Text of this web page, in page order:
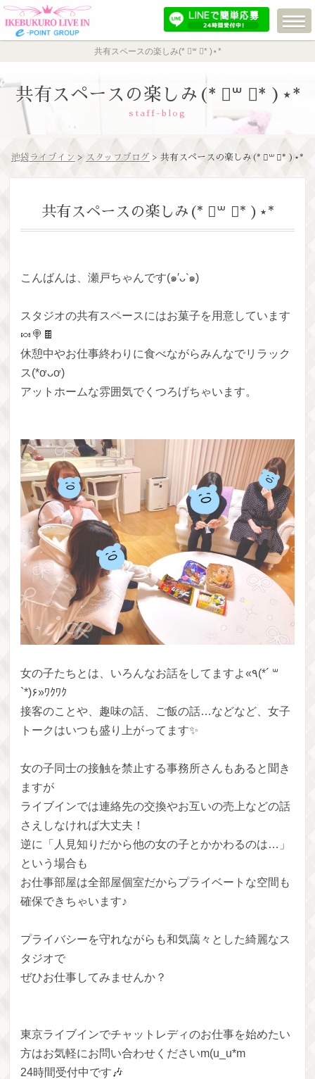
共有スペースの楽しみ(* ॑꒳ ॑* )⋆*
共有スペースの楽しみ(* ॑꒳ ॑* )⋆*
staff-blog
池袋ライブイン > スタッフブログ > 共有スペースの楽しみ(* ॑꒳ ॑* )⋆*
共有スペースの楽しみ(* ॑꒳ ॑* )⋆*
こんばんは、瀬戸ちゃんです(๑′ᴗ‵๑)
スタジオの共有スペースにはお菓子を用意しています
🍬🍭🍫
休憩中やお仕事終わりに食べながらみんなでリラック
ス(*ơᴗơ)
アットホームな雰囲気でくつろげちゃいます。
女の子たちとは、いろんなお話をしてますよ«٩(*´ ꒳
`*)۶»ﾜｸﾜｸ
接客のことや、趣味の話、ご飯の話…などなど、女子
トークはいつも盛り上がってます✨
女の子同士の接触を禁止する事務所さんもあると聞き
ますが
ライブインでは連絡先の交換やお互いの売上などの話
さえしなければ大丈夫！
逆に「人見知りだから他の女の子とかかわるのは…」
という場合も
お仕事部屋は全部屋個室だからプライベートな空間も
確保できちゃいます♪
プライバシーを守れながらも和気藹々とした綺麗なス
タジオで
ぜひお仕事してみませんか？
東京ライブインでチャットレディのお仕事を始めたい
方はお気軽にお問い合わせくださいm(u_u*m
24時間受付中です🎶